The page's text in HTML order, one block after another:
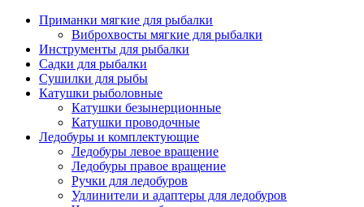
Приманки мягкие для рыбалки
Виброхвосты мягкие для рыбалки
Инструменты для рыбалки
Садки для рыбалки
Сушилки для рыбы
Катушки рыболовные
Катушки безынерционные
Катушки проводочные
Ледобуры и комплектующие
Ледобуры левое вращение
Ледобуры правое вращение
Ручки для ледобуров
Удлинители и адаптеры для ледобуров